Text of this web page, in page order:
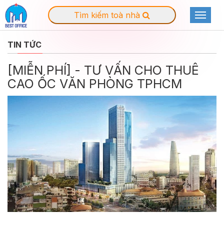
Tìm kiếm toà nhà
Toggle
TIN TỨC
[MIỄN PHÍ] - TƯ VẤN CHO THUÊ
CAO ỐC VĂN PHÒNG TPHCM